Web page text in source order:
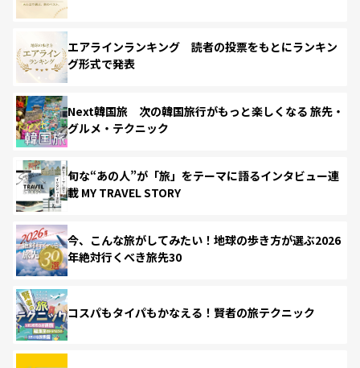
エアラインランキング 読者の投票をもとにランキン
グ形式で発表
Next韓国旅 次の韓国旅行がもっと楽しくなる 旅先・
グルメ・テクニック
旬な“あの人”が「旅」をテーマに語るインタビュー連
載 MY TRAVEL STORY
今、こんな旅がしてみたい！地球の歩き方が選ぶ2026
年絶対行くべき旅先30
コスパもタイパもかなえる！賢者の旅テクニック